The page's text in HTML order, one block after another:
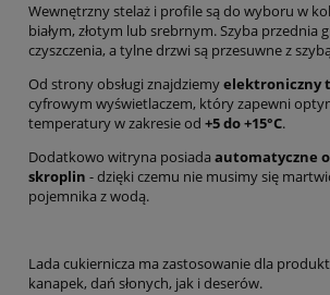
Wewnętrzny stelaż i profile są do wyboru w
białym, złotym lub srebrnym. Szyba przednia
czyszczenia, a tylne drzwi są przesuwne z
Od strony obsługi znajdziemyelektroniczny
cyfrowym wyświetlaczem, który zapewni
temperatury w zakresie od +5 do +15°C.
Dodatkowo witryna posiada automatyczne
skroplin - dzięki czemu nie musimy się
pojemnika z wodą.
Lada cukiernicza ma zastosowanie dla
kanapek, dań słonych, jak i deserów.